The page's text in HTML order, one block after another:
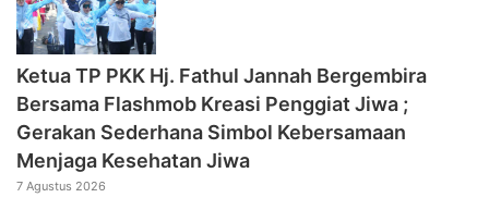
‎Ketua TP PKK Hj. Fathul Jannah Bergembira
Bersama Flashmob Kreasi Penggiat Jiwa ;
Gerakan Sederhana Simbol Kebersamaan
Menjaga Kesehatan Jiwa
7 Agustus 2026